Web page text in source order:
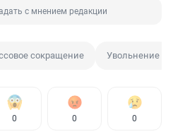
с мнением редакции
сокращение Увольнение
0 0 0